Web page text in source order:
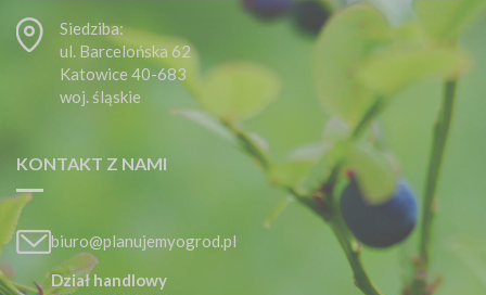
Siedziba:
ul. Barcelońska 62
Katowice 40-683
woj. śląskie
KONTAKT Z NAMI
biuro@planujemyogrod.pl
Dział handlowy